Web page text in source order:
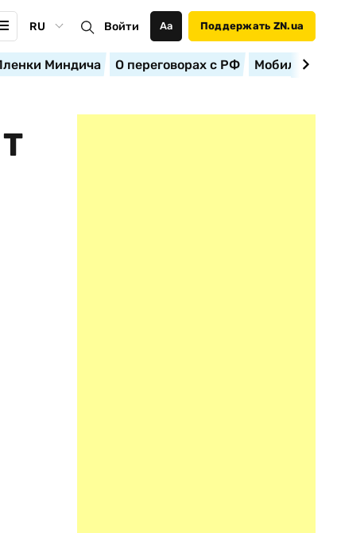
RU Войти Аа Поддержать ZN.ua
Миндича О переговорах с РФ